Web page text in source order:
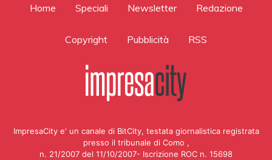
Home Speciali Newsletter Redazione
Copyright Pubblicità RSS
ImpresaCity e' un canale di BitCity, testata giornalistica registrata
presso il tribunale di Como ,
n. 21/2007 del 11/10/2007- Iscrizione ROC n. 15698